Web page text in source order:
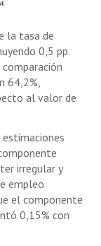
la tasa de
0,5 pp.
64,2%,
al valor de
irregular y
empleo
el componente
0,15% con